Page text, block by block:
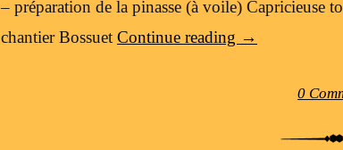
– préparation de la pinasse (à voile) Capricieuse
chantier Bossuet Continue reading →
0